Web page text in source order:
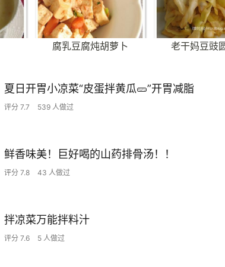
腐乳豆腐炖胡萝卜 老干妈豆豉
夏日开胃小凉菜“皮蛋拌黄瓜🥒”开胃减脂
评分 7.7 539 人做过
鲜香味美！巨好喝的山药排骨汤！！
评分 7.8 43 人做过
拌凉菜万能拌料汁
评分 7.6 5 人做过